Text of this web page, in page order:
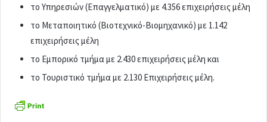
το Υπηρεσιών (Επαγγελματικό) με 4.356 επιχειρήσεις μέλη
το Μεταποιητικό (Βιοτεχνικό-Βιομηχανικό) με 1.142
επιχειρήσεις μέλη
το Εμπορικό τμήμα με 2.430 επιχειρήσεις μέλη και
το Τουριστικό τμήμα με 2.130 Επιχειρήσεις μέλη.